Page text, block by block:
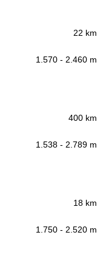
22 km
1.570 - 2.460 m
400 km
1.538 - 2.789 m
18 km
1.750 - 2.520 m